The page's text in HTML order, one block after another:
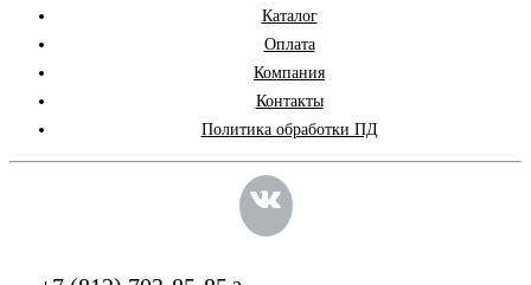
Каталог
Оплата
Компания
Контакты
Политика обработки ПД